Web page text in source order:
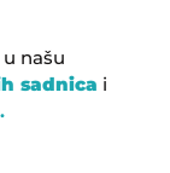
našu
sadnica i
.